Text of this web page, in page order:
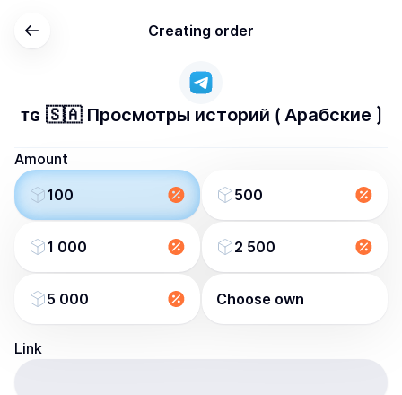
Creating order
ᴛɢ 🇸🇦 Просмотры историй ⟮ Арабские ⟯
Amount
100
500
1 000 2 500
5 000 Choose own
Link